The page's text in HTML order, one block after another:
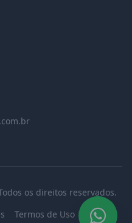
os direitos reservados.
Termos de Uso